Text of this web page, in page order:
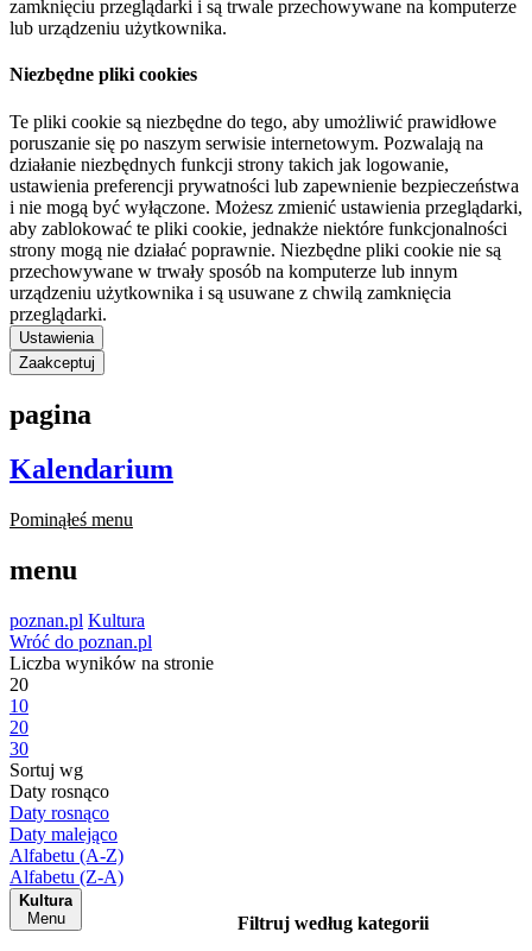
zamknięciu przeglądarki i są trwale przechowywane na komputerze
lub urządzeniu użytkownika.
Niezbędne pliki cookies
Te pliki cookie są niezbędne do tego, aby umożliwić prawidłowe
poruszanie się po naszym serwisie internetowym. Pozwalają na
działanie niezbędnych funkcji strony takich jak logowanie,
ustawienia preferencji prywatności lub zapewnienie bezpieczeństwa
i nie mogą być wyłączone. Możesz zmienić ustawienia przeglądarki,
aby zablokować te pliki cookie, jednakże niektóre funkcjonalności
strony mogą nie działać poprawnie. Niezbędne pliki cookie nie są
przechowywane w trwały sposób na komputerze lub innym
urządzeniu użytkownika i są usuwane z chwilą zamknięcia
przeglądarki.
Ustawienia
Zaakceptuj
pagina
Kalendarium
Pominąłeś menu
menu
poznan.pl Kultura
Wróć do poznan.pl
Liczba wyników na stronie
20
10
20
30
Sortuj wg
Daty rosnąco
Daty rosnąco
Daty malejąco
Alfabetu (A-Z)
Alfabetu (Z-A)
Kultura
Menu
Filtruj według kategorii